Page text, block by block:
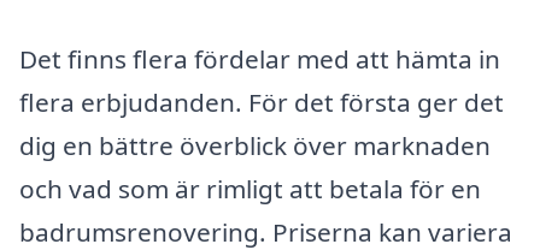
Det finns flera fördelar med att hämta in
flera erbjudanden. För det första ger det
dig en bättre överblick över marknaden
och vad som är rimligt att betala för en
badrumsrenovering. Priserna kan variera